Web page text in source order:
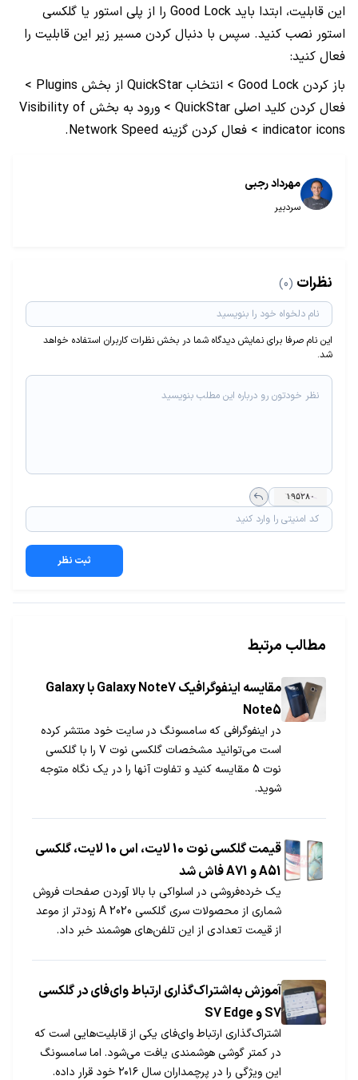
این قابلیت، ابتدا باید Good Lock را از پلی استور یا گلکسی
استور نصب کنید. سپس با دنبال کردن مسیر زیر این قابلیت را
فعال کنید:
باز کردن Good Lock > انتخاب QuickStar از بخش Plugins >
فعال کردن کلید اصلی QuickStar > ورود به بخش Visibility of
indicator icons > فعال کردن گزینه Network Speed.
مهرداد رجبی
سردبیر
نظرات (0)
این نام صرفا برای نمایش دیدگاه شما در بخش نظرات کاربران استفاده خواهد
شد.
ثبت نظر
مطالب مرتبط
مقایسه اینفوگرافیک Galaxy Note7 با Galaxy
Note5
در اینفوگرافی که سامسونگ در سایت خود منتشر کرده
است می‌توانید مشخصات گلکسی نوت 7 را با گلکسی
نوت 5 مقایسه کنید و تفاوت آنها را در یک نگاه متوجه
شوید.
قیمت گلکسی نوت 10 لایت، اس 10 لایت، گلکسی
A51 و A71 فاش شد
یک خرده‌فروشی در اسلواکی با بالا آوردن صفحات فروش
شماری از محصولات سری گلکسی A 2020 زودتر از موعد
از قیمت تعدادی از این تلفن‌های هوشمند خبر داد.
آموزش به‌اشتراک‌گذاری ارتباط وای‌فای در گلکسی
S7 و S7 Edge
اشتراک‌گذاری ارتباط وای‌فای یکی از قابلیت‌هایی است که
در کمتر گوشی هوشمندی یافت می‌شود. اما سامسونگ
این ویژگی را در پرچمداران سال ۲۰۱۶ خود قرار داده.